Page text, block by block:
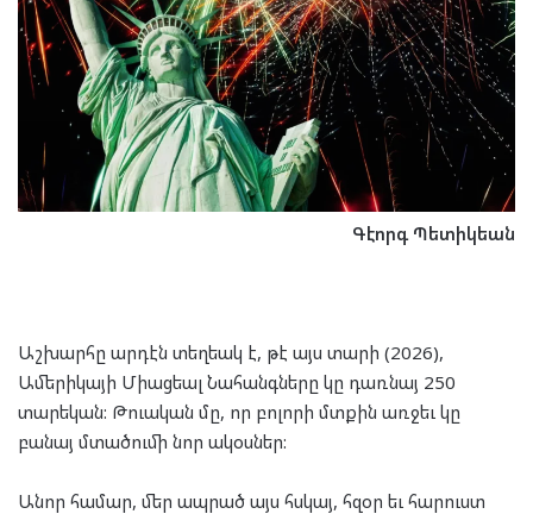
Գէորգ Պետիկեան
Աշխարհը արդէն տեղեակ է, թէ այս տարի (2026),
Ամերիկայի Միացեալ Նահանգները կը դառնայ 250
տարեկան: Թուական մը, որ բոլորի մտքին առջեւ կը
բանայ մտածումի նոր ակօսներ:
Անոր համար, մեր ապրած այս հսկայ, հզօր եւ հարուստ